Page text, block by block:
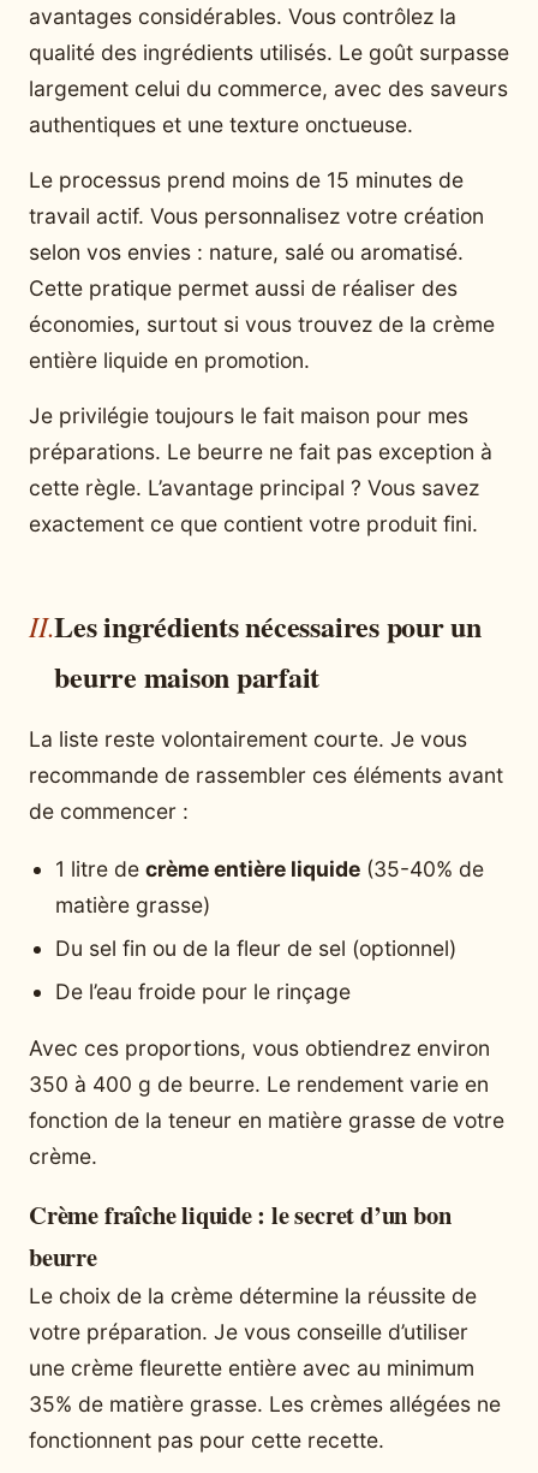
avantages considérables. Vous contrôlez la
qualité des ingrédients utilisés. Le goût surpasse
largement celui du commerce, avec des saveurs
authentiques et une texture onctueuse.
Le processus prend moins de 15 minutes de
travail actif. Vous personnalisez votre création
selon vos envies : nature, salé ou aromatisé.
Cette pratique permet aussi de réaliser des
économies, surtout si vous trouvez de la crème
entière liquide en promotion.
Je privilégie toujours le fait maison pour mes
préparations. Le beurre ne fait pas exception à
cette règle. L’avantage principal ? Vous savez
exactement ce que contient votre produit fini.
Les ingrédients nécessaires pour un
beurre maison parfait
La liste reste volontairement courte. Je vous
recommande de rassembler ces éléments avant
de commencer :
1 litre de crème entière liquide (35-40% de
matière grasse)
Du sel fin ou de la fleur de sel (optionnel)
De l’eau froide pour le rinçage
Avec ces proportions, vous obtiendrez environ
350 à 400 g de beurre. Le rendement varie en
fonction de la teneur en matière grasse de votre
crème.
Crème fraîche liquide : le secret d’un bon
beurre
Le choix de la crème détermine la réussite de
votre préparation. Je vous conseille d’utiliser
une crème fleurette entière avec au minimum
35% de matière grasse. Les crèmes allégées ne
fonctionnent pas pour cette recette.